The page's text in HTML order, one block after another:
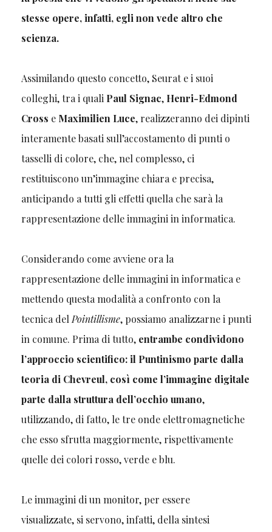
stesse opere, infatti, egli non vede altro che
scienza.
Assimilando questo concetto, Seurat e i suoi
colleghi, tra i quali Paul Signac, Henri-Edmond
Cross e Maximilien Luce, realizzeranno dei dipinti
interamente basati sull’accostamento di punti o
tasselli di colore, che, nel complesso, ci
restituiscono un’immagine chiara e precisa,
anticipando a tutti gli effetti quella che sarà la
rappresentazione delle immagini in informatica.
Considerando come avviene ora la
rappresentazione delle immagini in informatica e
mettendo questa modalità a confronto con la
tecnica del Pointillisme, possiamo analizzarne i punti
in comune. Prima di tutto, entrambe condividono
l’approccio scientifico: il Puntinismo parte dalla
teoria di Chevreul, così come l’immagine digitale
parte dalla struttura dell’occhio umano,
utilizzando, di fatto, le tre onde elettromagnetiche
che esso sfrutta maggiormente, rispettivamente
quelle dei colori rosso, verde e blu.
Le immagini di un monitor, per essere
visualizzate, si servono, infatti, della sintesi